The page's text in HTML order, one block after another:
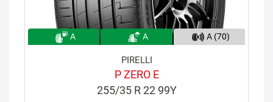
A A A (70)
PIRELLI
P ZERO E
255/35 R 22 99Y